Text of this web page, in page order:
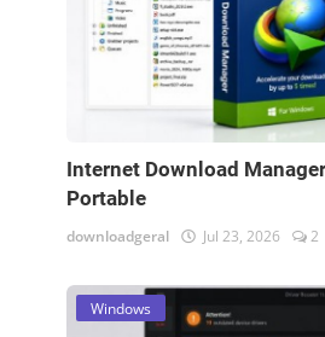
Internet Download
Portable
downloadgeral Jul 23, 2026 2
Windows